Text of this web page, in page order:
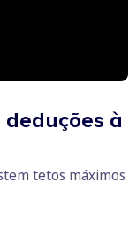
à
tetos máximos